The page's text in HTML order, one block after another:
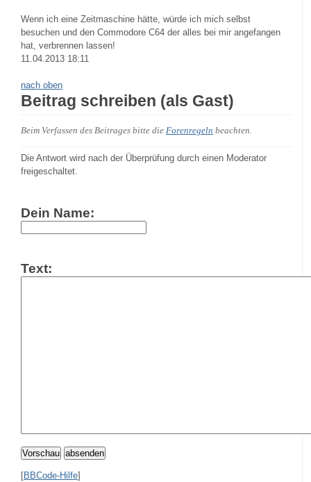
Wenn ich eine Zeitmaschine hätte, würde ich mich selbst
besuchen und den Commodore C64 der alles bei mir angefangen
hat, verbrennen lassen!
11.04.2013 18:11
nach oben
Beitrag schreiben (als Gast)
Beim Verfassen des Beitrages bitte die Forenregeln beachten.
Die Antwort wird nach der Überprüfung durch einen Moderator
freigeschaltet.
Dein Name:
Text:
Vorschau absenden
[BBCode-Hilfe]